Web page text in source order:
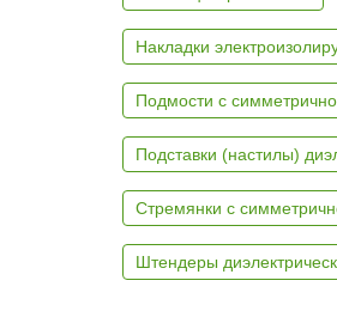
Накладки
Подмости с
Подставки (настилы)
Стремянки с
Штендеры